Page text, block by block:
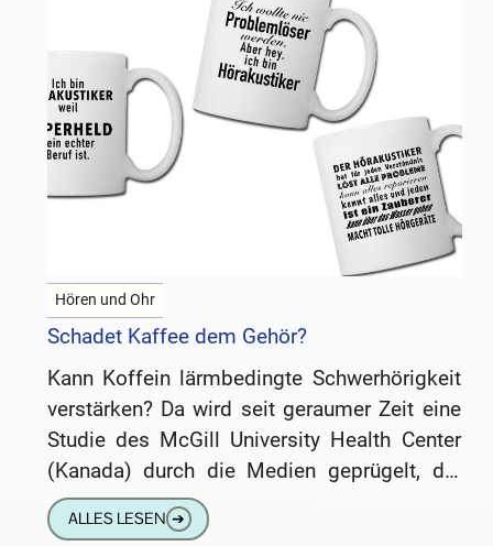
Hören und Ohr
Schadet Kaffee dem Gehör?
Kann Koffein lärmbedingte Schwerhörigkeit
verstärken? Da wird seit geraumer Zeit eine
Studie des McGill University Health Center
(Kanada) durch die Medien geprügelt, die
solche Assoziationen angeblich zulässt.
Nach dieser Studie
ALLES LESEN ➔